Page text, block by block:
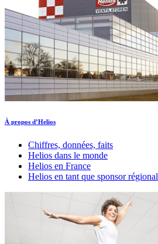
À propos d’Helios
Chiffres, données, faits
Helios dans le monde
Helios en France
Helios en tant que sponsor régional